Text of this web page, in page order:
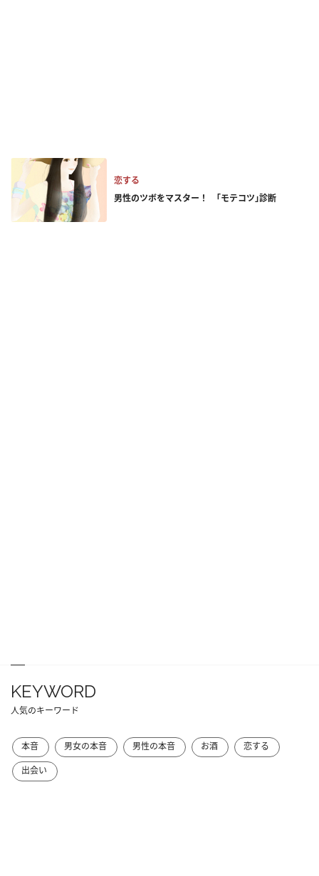
恋する
男性のツボをマスター！ ｢モテコツ｣診断
KEYWORD
人気のキーワード
本音 男女の本音 男性の本音 お酒
恋する
出会い